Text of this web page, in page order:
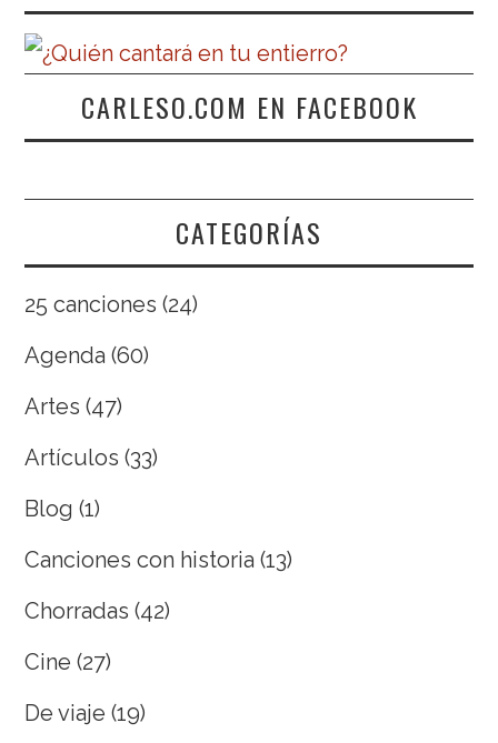
CARLESO.COM EN FACEBOOK
CATEGORÍAS
25 canciones (24)
Agenda (60)
Artes (47)
Artículos (33)
Blog (1)
Canciones con historia (13)
Chorradas (42)
Cine (27)
De viaje (19)